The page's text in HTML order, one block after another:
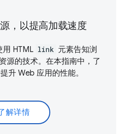
，以提高加载速度
用 HTML link 元素告知浏
源的技术。在本指南中，了
升 Web 应用的性能。
解详情